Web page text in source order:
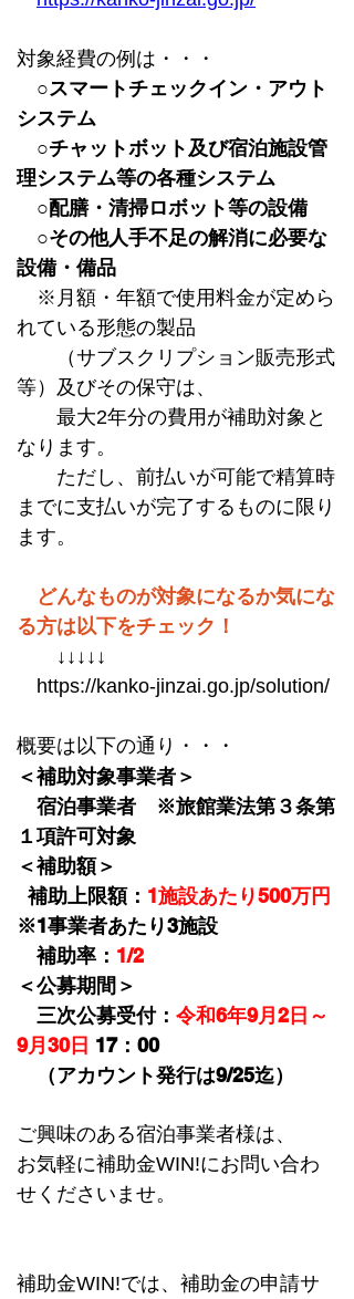
対象経費の例は・・・
○スマートチェックイン・アウト
システム
○チャットボット及び宿泊施設管
理システム等の各種システム
○配膳・清掃ロボット等の設備
○その他人手不足の解消に必要な
設備・備品
※月額・年額で使用料金が定めら
れている形態の製品
（サブスクリプション販売形式
等）及びその保守は、
最大2年分の費用が補助対象と
なります。
ただし、前払いが可能で精算時
までに支払いが完了するものに限り
ます。
どんなものが対象になるか気にな
る方は以下をチェック！
↓↓↓↓↓
https://kanko-jinzai.go.jp/solution/
概要は以下の通り・・・
＜補助対象事業者＞
宿泊事業者　※旅館業法第３条第
１項許可対象
＜補助額＞
  補助上限額：
1施設あたり500万円
※1事業者あたり3施設
補助率： 1/2
＜公募期間＞
三次公募受付： 令和6年9月2日～
9月30日 17：00
（アカウント発行は9/25迄）
ご興味のある宿泊事業者様は、
お気軽に補助金WIN!にお問い合わ
せくださいませ。
補助金WIN!では、補助金の申請サ